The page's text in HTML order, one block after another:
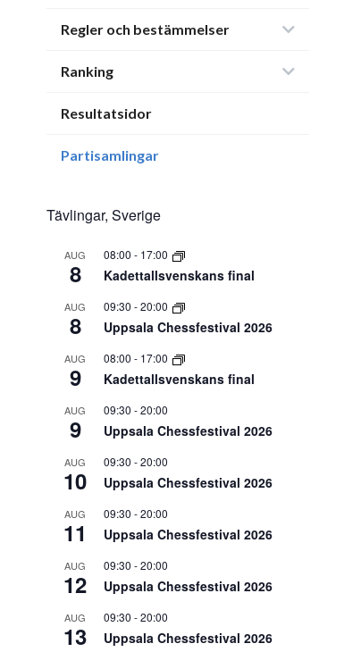
Regler och bestämmelser
Ranking
Resultatsidor
Partisamlingar
Tävlingar, Sverige
AUG
8
08:00 - 17:00
Kadettallsvenskans final
AUG
8
09:30 -20:00
Uppsala Chessfestival 2026
AUG
9
08:00 - 17:00
Kadettallsvenskans final
AUG
9
09:30 -20:00
Uppsala Chessfestival 2026
AUG
10
09:30 -20:00
Uppsala Chessfestival 2026
AUG
11
09:30 -20:00
Uppsala Chessfestival 2026
AUG
12
09:30 -20:00
Uppsala Chessfestival 2026
AUG
13
09:30 -20:00
Uppsala Chessfestival 2026